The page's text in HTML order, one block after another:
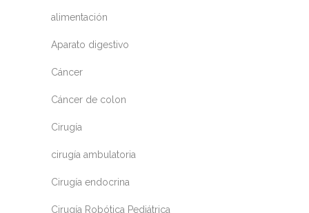
alimentación
Aparato digestivo
Cáncer
Cáncer de colon
Cirugía
cirugía ambulatoria
Cirugía endocrina
Cirugía Robótica Pediátrica